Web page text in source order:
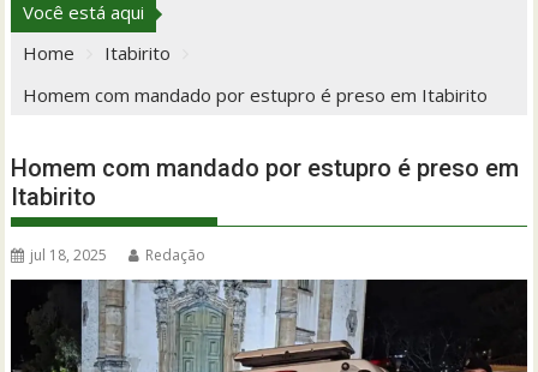
Você está aqui
Home
Itabirito
Homem com mandado por estupro é preso em Itabirito
Homem com mandado por estupro é preso em
Itabirito
jul 18, 2025 Redação